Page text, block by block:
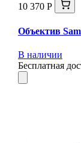
10 370 Р
Объектив
В наличии
Бесплатная